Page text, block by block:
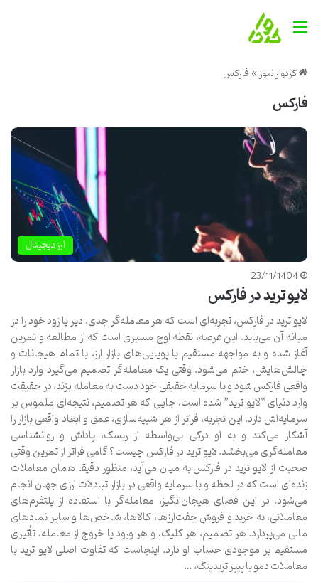
منو
کردوار نیوز»فارکس
فارکس
ارز دیجیتال
23/11/1404
لایو ترید در فارکس
لایو ترید در فارکس، تجربه‌ای است که هر معامله‌گر جدی، دیر یا زود خود را در
میانه آن می‌یابد. این عرصه، نقطه اوج مسیری است که از مطالعه و تمرین
آغاز شده و به مواجهه مستقیم با پویایی‌های بازار ارز، با تمام هیجانات و
چالش‌هایش، ختم می‌شود. وقتی یک معامله‌گر تصمیم می‌گیرد وارد بازار
واقعی فارکس شود و با سرمایه حقیقی خود دست به معامله بزند، در حقیقت
وارد دنیای “لایو ترید” شده است، جایی که هر تصمیم، نتیجه‌ای ملموس بر
سرمایه‌اش دارد. این تجربه، فراتر از هر شبیه‌سازی، عمق و ابعاد واقعی بازار را
آشکار می‌کند و به او درکی بی‌واسطه از ریسک، پاداش و روانشناسی
معامله‌گری می‌بخشد. لایو ترید در فارکس چیست؟ گامی فراتر از تمرین وقتی
صحبت از لایو ترید در فارکس به میان می‌آید، منظور دقیقا همان معاملات
زنده‌ای است که در لحظه و با سرمایه واقعی در بازار تبادلات ارزی جهان انجام
می‌شود. در این فضای هیجان‌انگیز، معامله‌گر با استفاده از پلتفرم‌های
معاملاتی، به خرید و فروش جفت‌ارزها، کالاها، شاخص‌ها و سایر نمادهای
مالی می‌پردازد. هر تصمیم، هر کلیک، و هر ورود یا خروج از معامله، تأثیری
مستقیم بر موجودی حساب او دارد. اینجاست که تفاوت اصلی لایو ترید با
معاملات دمو یا پیپر تریدینگ، …